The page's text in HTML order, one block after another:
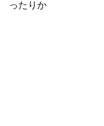
ったりか